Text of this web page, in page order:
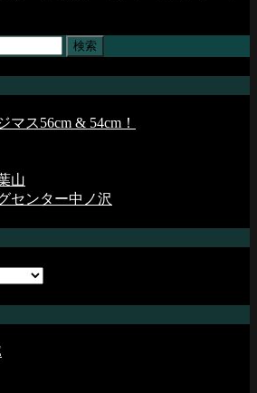
ス56cm & 54cm！
山
センター中ノ沢